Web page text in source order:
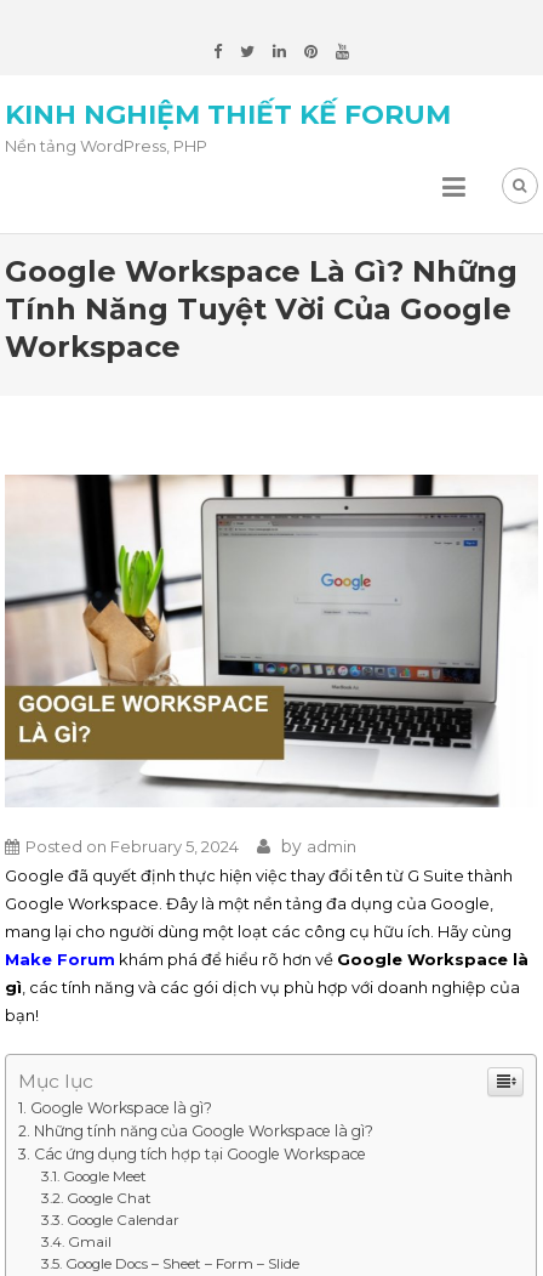
KINH NGHIỆM THIẾT KẾ FORUM
Nền tảng WordPress, PHP
Google Workspace Là Gì? Những
Tính Năng Tuyệt Vời Của Google
Workspace
Posted on February 5, 2024 by admin
Google đã quyết định thực hiện việc thay đổi tên từ G Suite thành
Google Workspace. Đây là một nền tảng đa dụng của Google,
mang lại cho người dùng một loạt các công cụ hữu ích. Hãy cùng
Make Forum khám phá để hiểu rõ hơn về Google Workspace là
gì, các tính năng và các gói dịch vụ phù hợp với doanh nghiệp của
bạn!
Mục lục
Google Workspace là gì?
Những tính năng của Google Workspace là gì?
Các ứng dụng tích hợp tại Google Workspace
Google Meet
Google Chat
Google Calendar
Gmail
Google Docs – Sheet – Form – Slide